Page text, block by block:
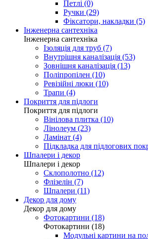
Петлі (0)
Ручки (29)
Фіксатори, накладки (5)
Інженерна сантехніка
Інженерна сантехніка
Ізоляція для труб (7)
Внутрішня каналізація (53)
Зовнішня каналізація (13)
Поліпропілен (10)
Ревізійні люки (10)
Трапи (4)
Покриття для підлоги
Покриття для підлоги
Вінілова плитка (10)
Лінолеум (23)
Ламінат (4)
Підкладка для підлогових
Шпалери і декор
Шпалери і декор
Склополотно (12)
Флізелін (7)
Шпалери (11)
Декор для дому
Декор для дому
Фотокартини (18)
Фотокартини (18)
Модульні картини на